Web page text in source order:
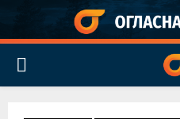
PRIMARY